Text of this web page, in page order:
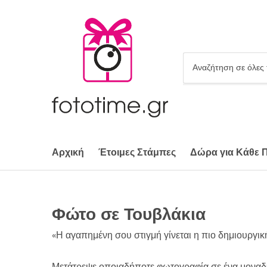
ν
ρ
ί
Αρχική Έτοιμες Στάμπες Δώρα για Κάθε
Φώτο σε Τουβλάκια
«Η αγαπημένη σου στιγμή γίνεται η πιο